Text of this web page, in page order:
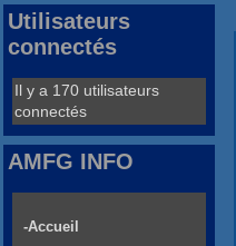
Utilisateurs
connectés
Il y a 170 utilisateurs
connectés
AMFG INFO
-Accueil